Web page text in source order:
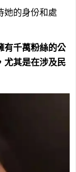
她的身份和處
有千萬粉絲的公
尤其是在涉及民